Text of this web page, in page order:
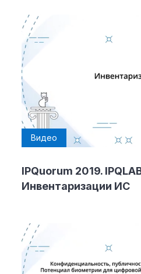
Видео
IPQuorum 2019.
Инвентаризации ИC